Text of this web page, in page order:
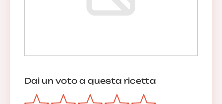
Dai un voto a questa ricetta